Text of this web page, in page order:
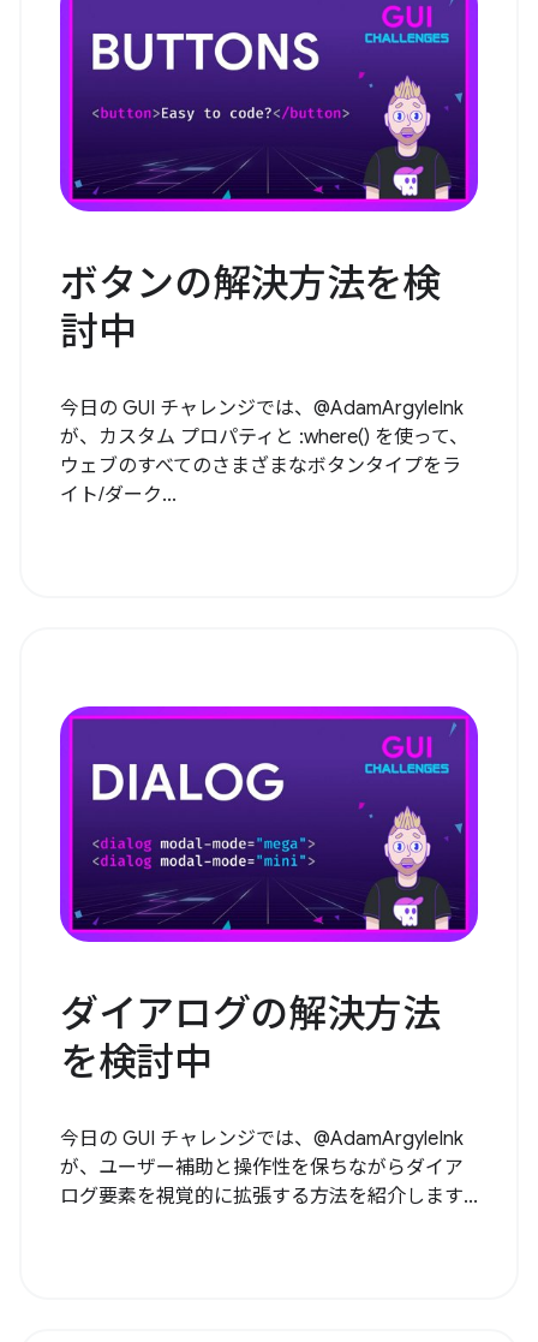
ボタンの解決方法を検
討中
今日の GUI チャレンジでは、@AdamArgyleInk
が、カスタム プロパティと :where() を使って、
ウェブのすべてのさまざまなボタンタイプをラ
イト/ダーク...
ダイアログの解決方法
を検討中
今日の GUI チャレンジでは、@AdamArgyleInk
が、ユーザー補助と操作性を保ちながらダイア
ログ要素を視覚的に拡張する方法を紹介します...